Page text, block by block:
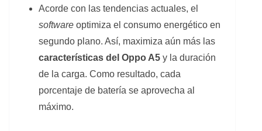
Acorde con las tendencias actuales, el
software optimiza el consumo energético en
segundo plano. Así, maximiza aún más las
características del Oppo A5 y la duración
de la carga. Como resultado, cada
porcentaje de batería se aprovecha al
máximo.